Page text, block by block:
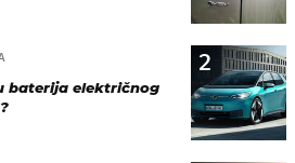
2
baterija električnog